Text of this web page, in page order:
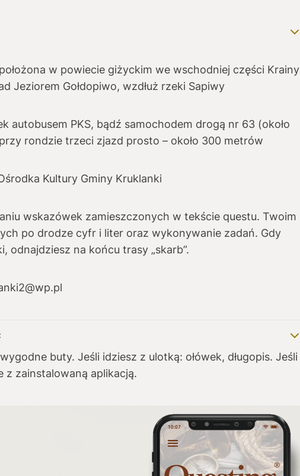
w powiecie giżyckim we wschodniej części Krainy
Jeziorem Gołdopiwo, wzdłuż rzeki Sapiwy
autobusem PKS, bądź samochodem drogą nr 63 (około
rondzie trzeci zjazd prosto – około 300 metrów
Kultury Gminy Kruklanki
wskazówek zamieszczonych w tekście questu. Twoim
po drodze cyfr i liter oraz wykonywanie zadań. Gdy
odnajdziesz na końcu trasy „skarb”.
buty. Jeśli idziesz z ulotką: ołówek, długopis. Jeśli
z zainstalowaną aplikacją.